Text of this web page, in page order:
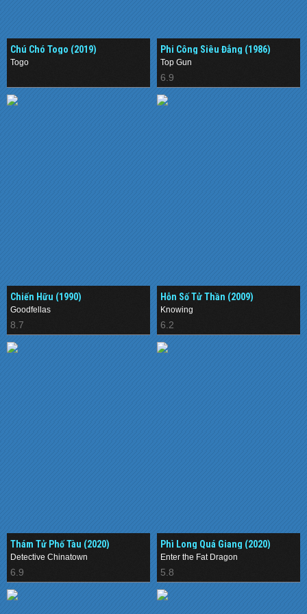
Chú Chó Togo (2019)
Togo
Phi Công Siêu Đẳng (1986)
Top Gun
6.9
Chiến Hữu (1990)
Goodfellas
8.7
Hỗn Số Tử Thần (2009)
Knowing
6.2
Thám Tử Phố Tàu (2020)
Detective Chinatown
6.9
Phì Long Quá Giang (2020)
Enter the Fat Dragon
5.8